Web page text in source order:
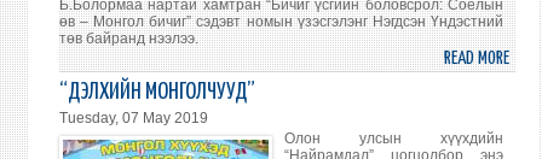
Б.Болормаа нартай хамтран “Бичиг үсгийн боловсрол: Соёлын
өв – Монгол бичиг” сэдэвт номын үзэсгэлэнг Нэгдсэн Үндэстний
төв байранд нээлээ.
READ MORE
“ДЭЛХИЙН МОНГОЛЧУУД”
Tuesday, 07 May 2019
Олон улсын хүүхдийн
“Найрамдал” цогцолбор энэ